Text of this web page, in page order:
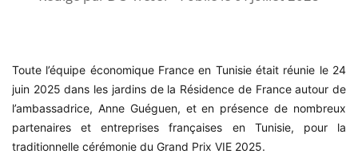
Toute l’équipe économique France en Tunisie était réunie le 24
juin 2025 dans les jardins de la Résidence de France autour de
l’ambassadrice, Anne Guéguen, et en présence de nombreux
partenaires et entreprises françaises en Tunisie, pour la
traditionnelle cérémonie du Grand Prix VIE 2025.